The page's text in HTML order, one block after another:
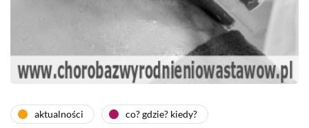
aktualności co? gdzie? kiedy?